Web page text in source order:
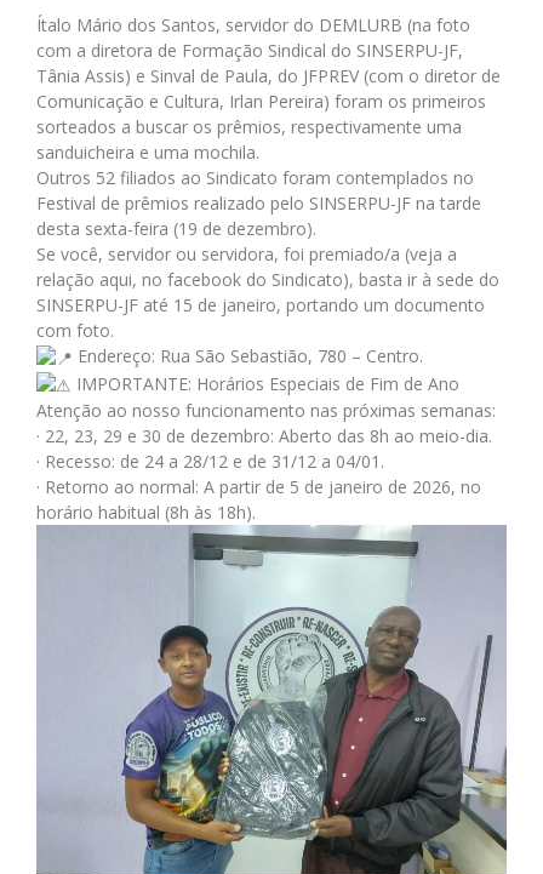
Ítalo Mário dos Santos, servidor do DEMLURB (na foto
com a diretora de Formação Sindical do SINSERPU-JF,
Tânia Assis) e Sinval de Paula, do JFPREV (com o diretor de
Comunicação e Cultura, Irlan Pereira) foram os primeiros
sorteados a buscar os prêmios, respectivamente uma
sanduicheira e uma mochila.
Outros 52 filiados ao Sindicato foram contemplados no
Festival de prêmios realizado pelo SINSERPU-JF na tarde
desta sexta-feira (19 de dezembro).
Se você, servidor ou servidora, foi premiado/a (veja a
relação aqui, no facebook do Sindicato), basta ir à sede do
SINSERPU-JF até 15 de janeiro, portando um documento
com foto.
Endereço: Rua São Sebastião, 780 – Centro.
IMPORTANTE: Horários Especiais de Fim de Ano
Atenção ao nosso funcionamento nas próximas semanas:
· 22, 23, 29 e 30 de dezembro: Aberto das 8h ao meio-dia.
· Recesso: de 24 a 28/12 e de 31/12 a 04/01.
· Retorno ao normal: A partir de 5 de janeiro de 2026, no
horário habitual (8h às 18h).